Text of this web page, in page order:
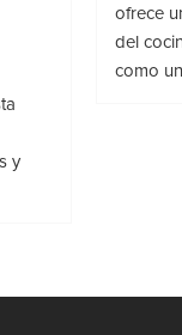
ofrece
del
como
y